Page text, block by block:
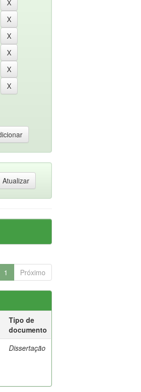
1 Próximo
Tipo de
documento
Dissertação